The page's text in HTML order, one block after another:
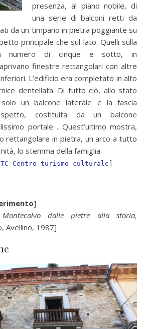
presenza, al piano nobile, di
una serie di balconi retti da
da un timpano in pietra poggiante su
principale che sul lato. Quelli sulla
numero di cinque e sotto, in
finestre rettangolari con altre
L’edificio era completato in alto
dentellata. Di tutto ciò, allo stato
un balcone laterale e la fascia
costituita da un balcone
portale . Quest’ultimo mostra,
rettangolare in pietra, un arco a tutto
lo stemma della famiglia.
Centro turismo culturale
]
Montecalvo dalle pietre alla storia,
Avellino, 1987]